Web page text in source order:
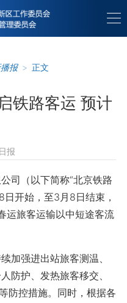
报 > 正文
铁路客运 预计
报
司（以下简称“北京铁路
开始，至3月8日结束，
运旅客运输以中短途客流
强进出站旅客测温、
防护、发热旅客移交、
防控措施。同时，根据各